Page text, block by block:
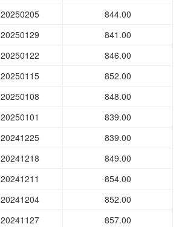
20250205
844.00
20250129
841.00
20250122
846.00
20250115
852.00
20250108
848.00
20250101
839.00
20241225
839.00
20241218
849.00
20241211
854.00
20241204
852.00
20241127 857.00